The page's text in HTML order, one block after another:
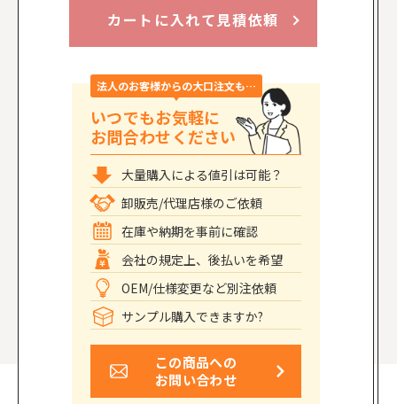
カートに入れて見積依頼
法人のお客様からの大口注文も…
いつでもお気軽に
お問合わせください
大量購入による値引は可能？
卸販売/代理店様のご依頼
在庫や納期を事前に確認
会社の規定上、後払いを希望
OEM/仕様変更など別注依頼
サンプル購入できますか?
この商品への
お問い合わせ